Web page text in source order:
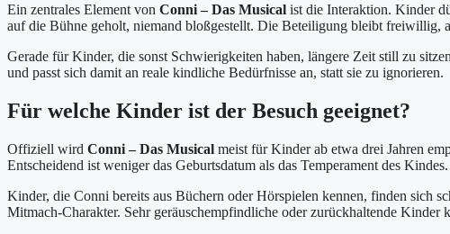
Ein zentrales Element von Conni – Das Musical ist die Interaktion. Kinder
auf die Bühne geholt, niemand bloßgestellt. Die Beteiligung bleibt freiwillig,
Gerade für Kinder, die sonst Schwierigkeiten haben, längere Zeit still zu
und passt sich damit an reale kindliche Bedürfnisse an, statt sie zu ignorieren.
Für welche Kinder ist der Besuch geeignet?
Offiziell wird Conni – Das Musical meist für Kinder ab etwa drei Jahren
Entscheidend ist weniger das Geburtsdatum als das Temperament des Kindes.
Kinder, die Conni bereits aus Büchern oder Hörspielen kennen, finden sich
Mitmach-Charakter. Sehr geräuschempfindliche oder zurückhaltende Kinder